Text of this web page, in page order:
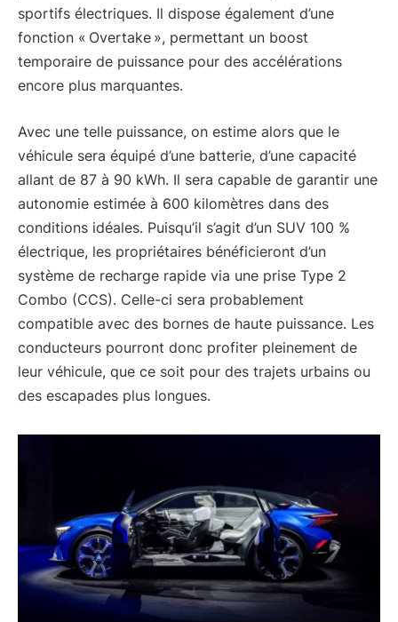
sportifs électriques. Il dispose également d’une
fonction « Overtake », permettant un boost
temporaire de puissance pour des accélérations
encore plus marquantes.
Avec une telle puissance, on estime alors que le
véhicule sera équipé d’une batterie, d’une capacité
allant de 87 à 90 kWh. Il sera capable de garantir une
autonomie estimée à 600 kilomètres dans des
conditions idéales. Puisqu’il s’agit d’un SUV 100 %
électrique, les propriétaires bénéficieront d’un
système de recharge rapide via une prise Type 2
Combo (CCS). Celle-ci sera probablement
compatible avec des bornes de haute puissance. Les
conducteurs pourront donc profiter pleinement de
leur véhicule, que ce soit pour des trajets urbains ou
des escapades plus longues.